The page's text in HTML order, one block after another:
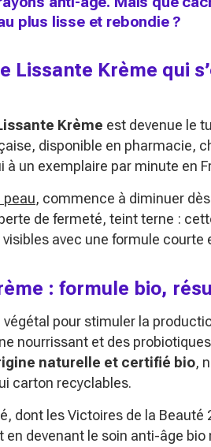
plus lisse et rebondie ?
Lissante Krème qui
Krème est devenue le
disponible en pharmacie,
à un exemplaire par minute en
peau, commence à diminuer
de fermeté, teint terne :
avec une formule courte
: formule bio,
pour stimuler la
nourrissant et des
naturelle et certifié bio,
carton recyclables.
dont les Victoires de la Beauté
devenant le soin anti-âge bio